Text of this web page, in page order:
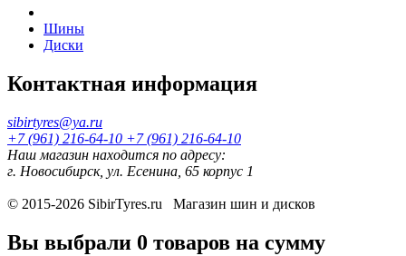
Шины
Диски
Контактная информация
sibirtyres@ya.ru
+7 (961) 216-64-10 +7 (961) 216-64-10
Наш магазин находится по адресу:
г. Новосибирск, ул. Есенина, 65 корпус 1
© 2015-2026 SibirTyres.ru Магазин шин и дисков
Вы выбрали 0 товаров на сумму